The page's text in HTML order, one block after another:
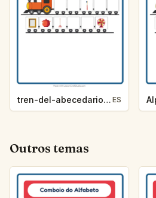
tren-del-abecedario-pista-de-letra-alrededor-de-la-casa-a1a4 ES
Outros temas